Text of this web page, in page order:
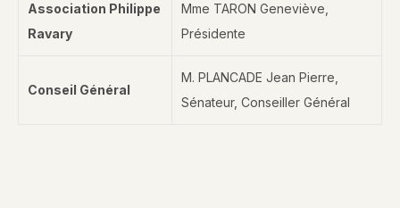
Association Philippe
Ravary
Mme TARON Geneviève,
Présidente
Conseil Général
M. PLANCADE Jean Pierre,
Sénateur, Conseiller Général